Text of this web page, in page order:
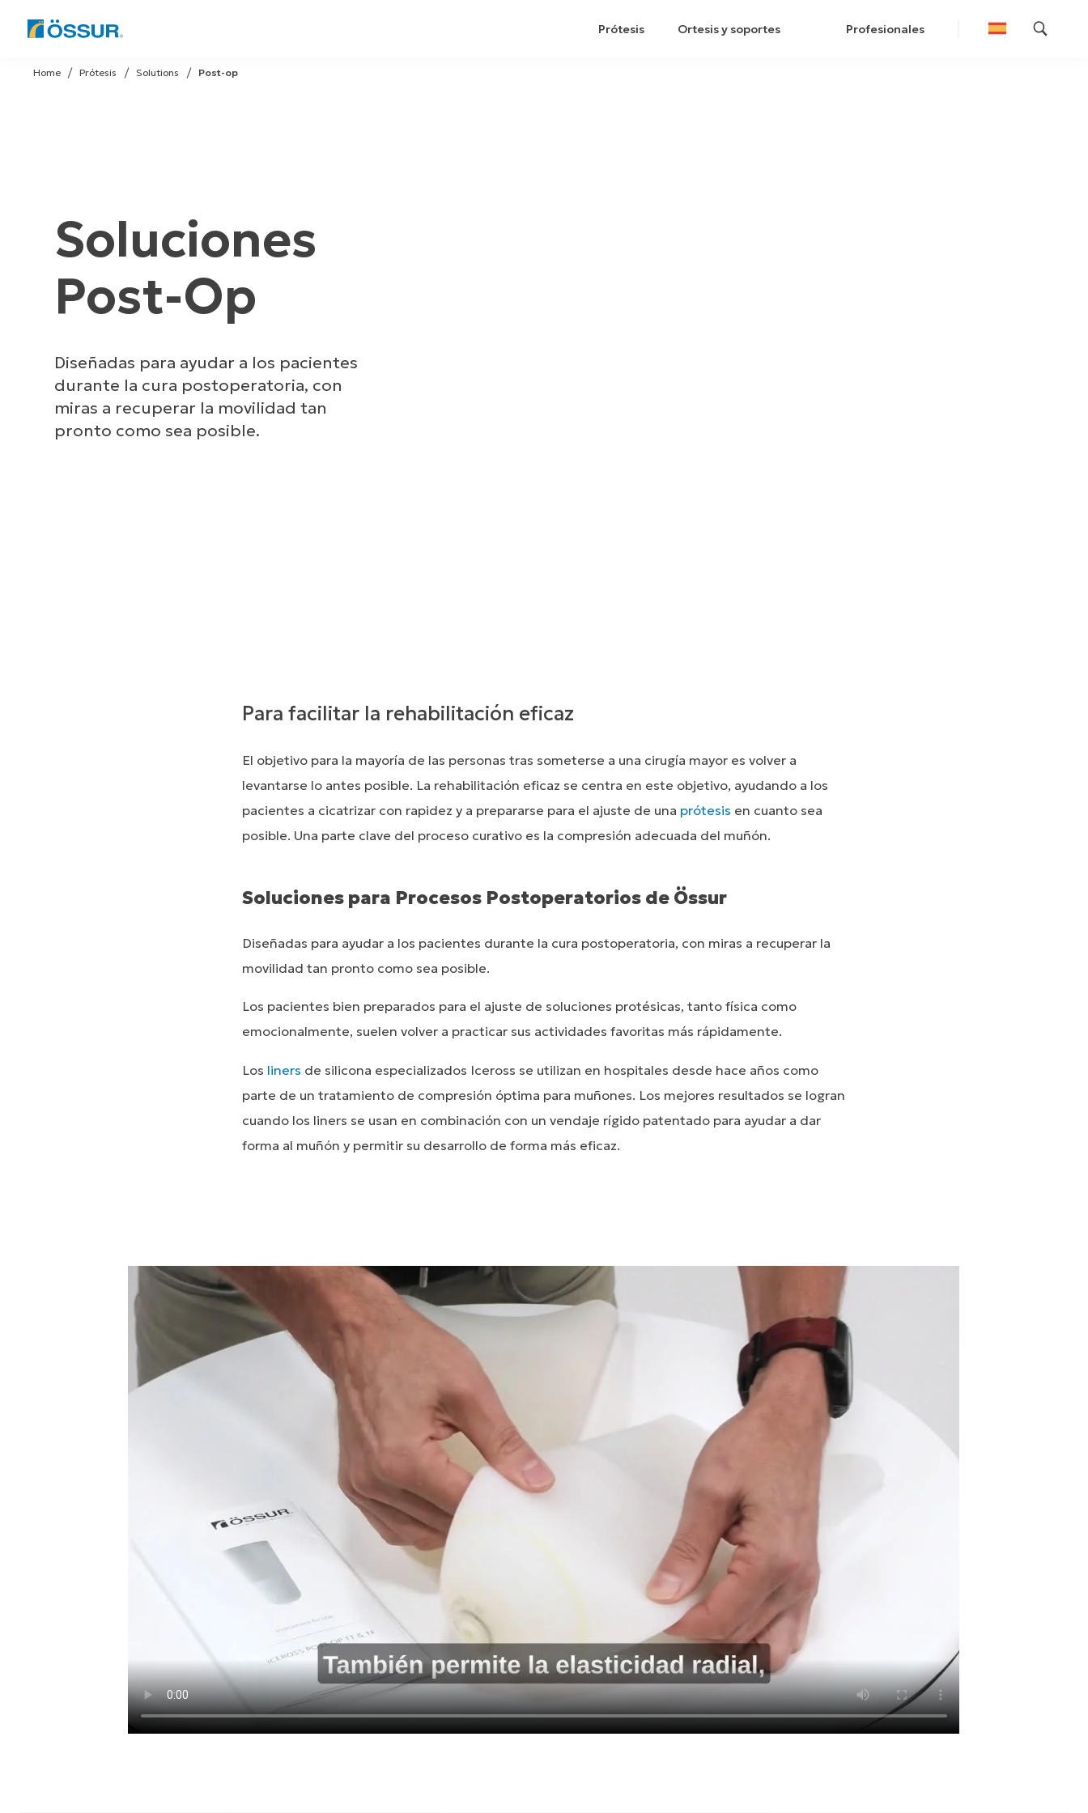
Skip
to
Prótesis Ortesis y soportes Profesionales
Post-op
Solutions
Prótesis
Home
Soluciones
Post-Op
Diseñadas para ayudar a los pacientes
durante la cura postoperatoria, con
miras a recuperar la movilidad tan
pronto como sea posible.
Para facilitar la rehabilitación eficaz
El objetivo para la mayoría de las personas tras someterse a una cirugía mayor es volver a
levantarse lo antes posible. La rehabilitación eficaz se centra en este objetivo, ayudando a los
pacientes a cicatrizar con rapidez y a prepararse para el ajuste de una prótesis en cuanto sea
posible. Una parte clave del proceso curativo es la compresión adecuada del muñón.
Soluciones para Procesos Postoperatorios de Össur
Diseñadas para ayudar a los pacientes durante la cura postoperatoria, con miras a recuperar la
movilidad tan pronto como sea posible.
Los pacientes bien preparados para el ajuste de soluciones protésicas, tanto física como
emocionalmente, suelen volver a practicar sus actividades favoritas más rápidamente.
Los liners de silicona especializados Iceross se utilizan en hospitales desde hace años como
parte de un tratamiento de compresión óptima para muñones. Los mejores resultados se logran
cuando los liners se usan en combinación con un vendaje rígido patentado para ayudar a dar
forma al muñón y permitir su desarrollo de forma más eficaz.